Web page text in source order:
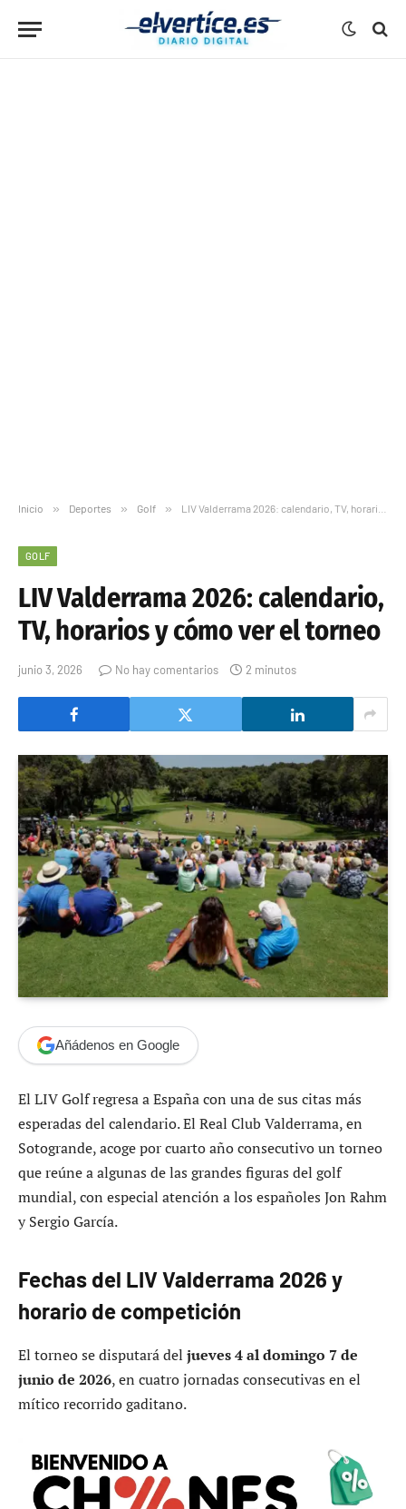
Inicio » Deportes » Golf » LIV Valderrama 2026: calendario, TV, horarios y cómo ver el torneo
GOLF
LIV Valderrama 2026: calendario,
TV, horarios y cómo ver el torneo
junio 3, 2026 No hay comentarios 2 minutos
Añádenos en Google
El LIV Golf regresa a España con una de sus citas más
esperadas del calendario. El Real Club Valderrama, en
Sotogrande, acoge por cuarto año consecutivo un torneo
que reúne a algunas de las grandes figuras del golf
mundial, con especial atención a los españoles Jon Rahm
y Sergio García.
Fechas del LIV Valderrama 2026 y
horario de competición
El torneo se disputará del jueves 4 al domingo 7 de
junio de 2026, en cuatro jornadas consecutivas en el
mítico recorrido gaditano.